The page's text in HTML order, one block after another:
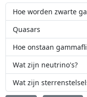
Hoe worden zwarte
Quasars
Hoe onstaan
Wat zijn neutrino's?
Wat zijn